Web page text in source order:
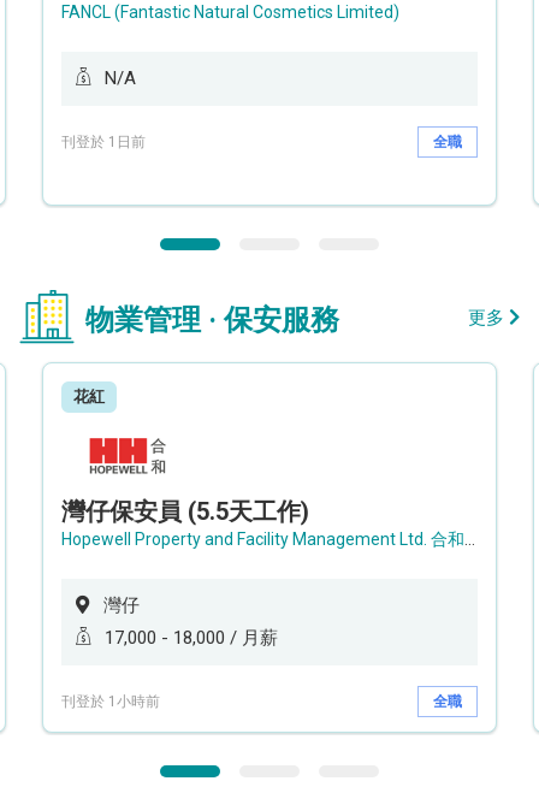
FANCL (Fantastic Natural Cosmetics Limited)
N/A
刊登於 1日前 全職
物業管理 · 保安服務 更多
花紅
灣仔保安員 (5.5天工作)
灣仔
17,000 - 18,000 / 月薪
刊登於 1小時前 全職